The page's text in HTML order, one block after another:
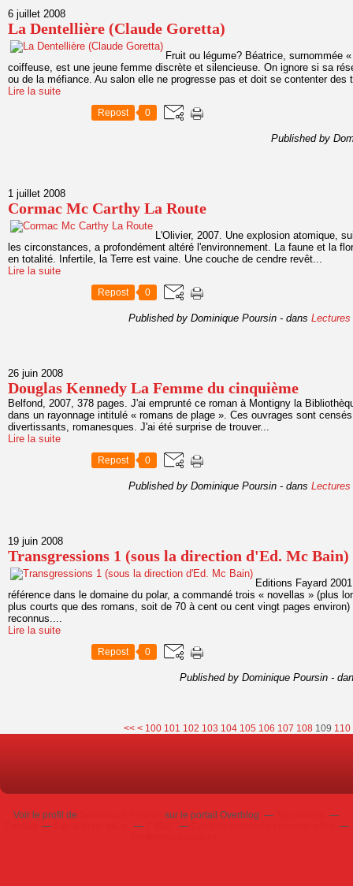
6 juillet 2008
La Dentellière (Claude Goretta)
Fruit ou légume? Béatrice, surnommée
coiffeuse, est une jeune femme discrète et silencieuse. On ignore si sa
ou de la méfiance. Au salon elle ne progresse pas et doit se contenter des
Lire la suite
Repost 0
Published by
1 juillet 2008
Cormac Mc Carthy La Route
L'Olivier, 2007. Une explosion atomique,
les circonstances, a profondément altéré l'environnement. La faune et la
en totalité. Infertile, la Terre est vaine. Une couche de cendre revêt...
Lire la suite
Repost 0
Published by Dominique Poursin - dans
26 juin 2008
Douglas Kennedy La Femme du cinquième
Belfond, 2007, 378 pages. J'ai emprunté ce roman à Montigny la
dans un rayonnage intitulé « romans de plage ». Ces ouvrages sont
divertissants, romanesques. J'ai été surprise de trouver...
Lire la suite
Repost 0
Published by Dominique Poursin - dans
19 juin 2008
Transgressions 1 (sous la direction d'Ed. Mc Bain)
Editions Fayard
référence dans le domaine du polar, a commandé trois « novellas » (plus
plus courts que des romans, soit de 70 à cent ou cent vingt pages
reconnus....
Lire la suite
Repost 0
Published by Dominique Poursin -
<< < 100 101 102 103 104 105 106 107 108 109 110
Voir le profil de sur le portail Overblog